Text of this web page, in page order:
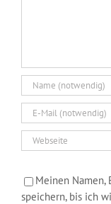
Meinen Namen,
speichern, bis ich